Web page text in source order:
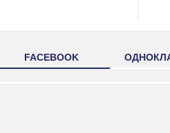
FACEBOOK